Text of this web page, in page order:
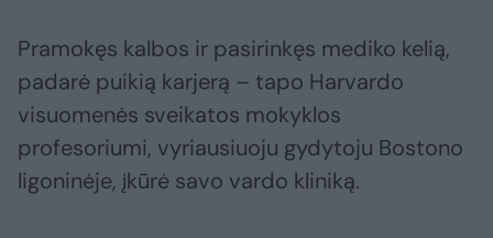
Pramokęs kalbos ir pasirinkęs mediko kelią,
padarė puikią karjerą – tapo Harvardo
visuomenės sveikatos mokyklos
profesoriumi, vyriausiuoju gydytoju Bostono
ligoninėje, įkūrė savo vardo kliniką.